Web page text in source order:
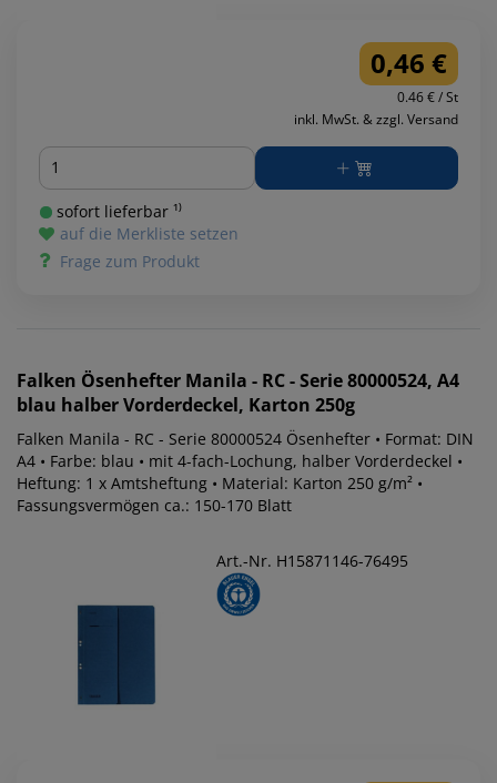
0,46 €
0.46 € / St
inkl. MwSt. & zzgl. Versand
Menge
sofort lieferbar ¹⁾
auf die Merkliste setzen
Frage zum Produkt
Falken Ösenhefter Manila - RC - Serie 80000524, A4
blau halber Vorderdeckel, Karton 250g
Falken Manila - RC - Serie 80000524 Ösenhefter • Format: DIN
A4 • Farbe: blau • mit 4-fach-Lochung, halber Vorderdeckel •
Heftung: 1 x Amtsheftung • Material: Karton 250 g/m² •
Fassungsvermögen ca.: 150-170 Blatt
Art.-Nr. H15871146-76495